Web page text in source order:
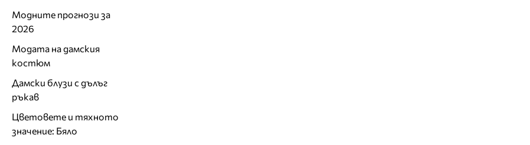
Модните прогнози за
2026
Модата на дамския
костюм
Дамски блузи с дълъг
ръкав
Цветовете и тяхното
значение: Бяло